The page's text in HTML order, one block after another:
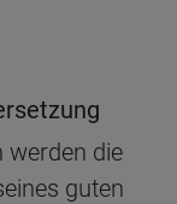
werden die
guten